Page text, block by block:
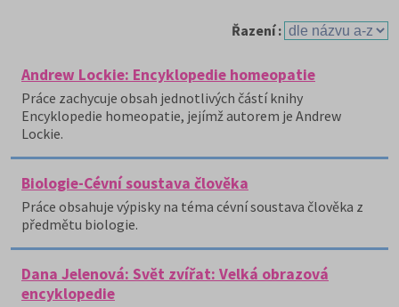
Řazení :
Andrew Lockie: Encyklopedie homeopatie
Práce zachycuje obsah jednotlivých částí knihy
Encyklopedie homeopatie, jejímž autorem je Andrew
Lockie.
Biologie-Cévní soustava člověka
Práce obsahuje výpisky na téma cévní soustava člověka z
předmětu biologie.
Dana Jelenová: Svět zvířat: Velká obrazová
encyklopedie